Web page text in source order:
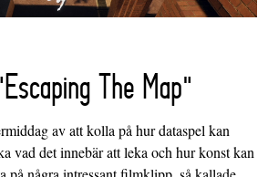
The Map"
av att kolla på hur dataspel kan
vad det innebär att leka och hur konst kan